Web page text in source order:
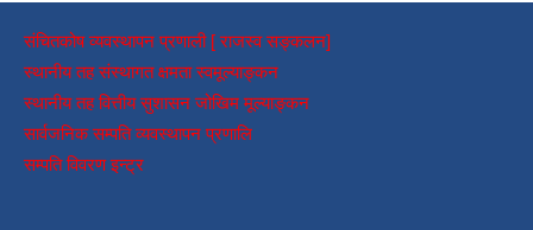
संचितकोष व्यवस्थापन प्रणाली [ राजस्व सङ्कलन]
स्थानीय तह संस्थागत क्षमता स्वमूल्याङ्कन
स्थानीय तह वित्तीय सुशासन जोखिम मूल्याङ्कन
सार्वजनिक सम्पति व्यवस्थापन प्रणालि
सम्पति विवरण इन्ट्र